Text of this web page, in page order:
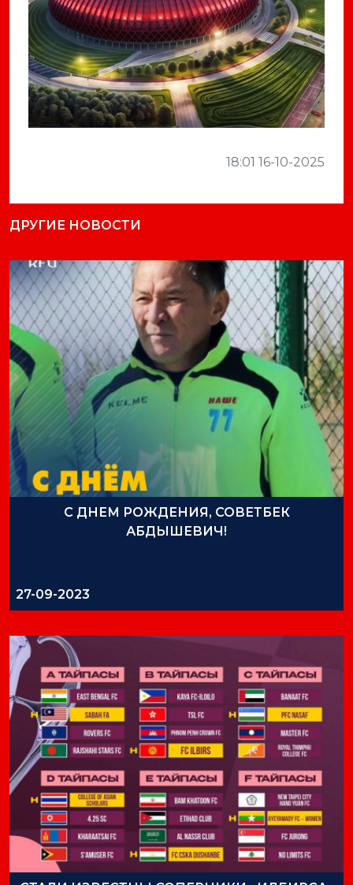
18:01 16-10-2025
ДРУГИЕ НОВОСТИ
С ДНЕМ РОЖДЕНИЯ, СОВЕТБЕК
АБДЫШЕВИЧ!
27-09-2023